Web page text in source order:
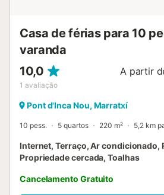
Casa de férias para 10
varanda
10,0
1 avaliação
A partir
Pont d'Inca Nou, Marratxí
10 pess. 5 quartos 220 m² 5,2 km
Internet, Terraço, Ar condicionado,
Propriedade cercada, Toalhas
Cancelamento Gratuito